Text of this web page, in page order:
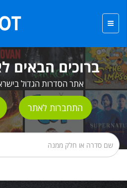
ברוכים הבאים
אתר הסדרות הגדול
התחברות לאתר